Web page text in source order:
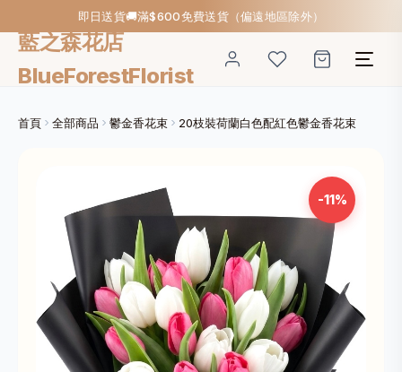
即日送貨🚚滿$600免費送貨（偏遠地區除外）
藍之森花店
BlueForestFlorist
首頁 全部商品 鬱金香花束 20枝裝荷蘭白色配紅色鬱金香花束
-11%